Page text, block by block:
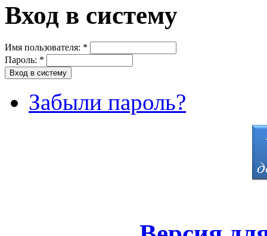
Вход в систему
Имя пользователя: *
Пароль: *
Забыли пароль?